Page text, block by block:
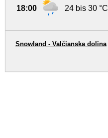
18:00 24 bis 30 °C
Snowland - Valčianska dolina